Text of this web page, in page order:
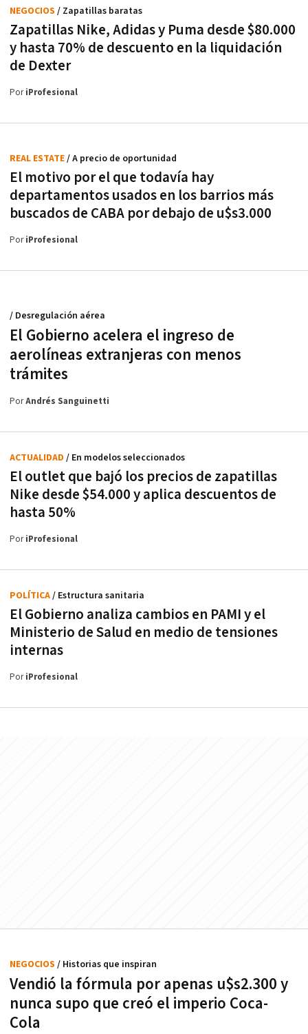
Zapatillas Nike, Adidas y Puma desde $80.000
y hasta 70% de descuento en la liquidación
de Dexter
NEGOCIOS / Zapatillas baratas
PoriProfesional
El motivo por el que todavía hay
departamentos usados en los barrios más
buscados de CABA por debajo de u$s3.000
REAL ESTATE/ A precio de oportunidad
PoriProfesional
El Gobierno acelera el ingreso de
aerolíneas extranjeras con menos
trámites
/ Desregulación aérea
PorAndrés Sanguinetti
El outlet que bajó los precios de zapatillas
Nike desde $54.000 y aplica descuentos de
hasta 50%
ACTUALIDAD / En modelos seleccionados
PoriProfesional
El Gobierno analiza cambios en PAMI y el
Ministerio de Salud en medio de tensiones
internas
POLÍTICA/ Estructura sanitaria
PoriProfesional
Vendió la fórmula por apenas u$s2.300 y
nunca supo que creó el imperio Coca-
Cola
NEGOCIOS / Historias que inspiran